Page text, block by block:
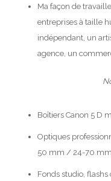
Ma façon de
entreprises à taille
indépendant, un
agence, un
Boîtiers Canon 5 D
Optiques
50 mm / 24-70
Fonds studio,